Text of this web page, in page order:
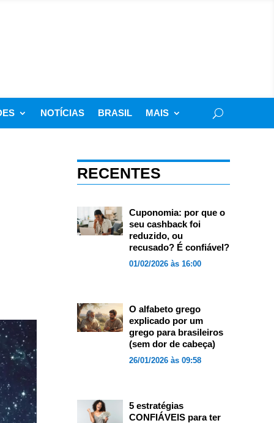
NOTÍCIAS BRASIL MAIS
RECENTES
Cuponomia: por que o
seu cashback foi
reduzido, ou
recusado? É confiável?
01/02/2026 às 16:00
O alfabeto grego
explicado por um
grego para brasileiros
(sem dor de cabeça)
26/01/2026 às 09:58
5 estratégias
CONFIÁVEIS para ter